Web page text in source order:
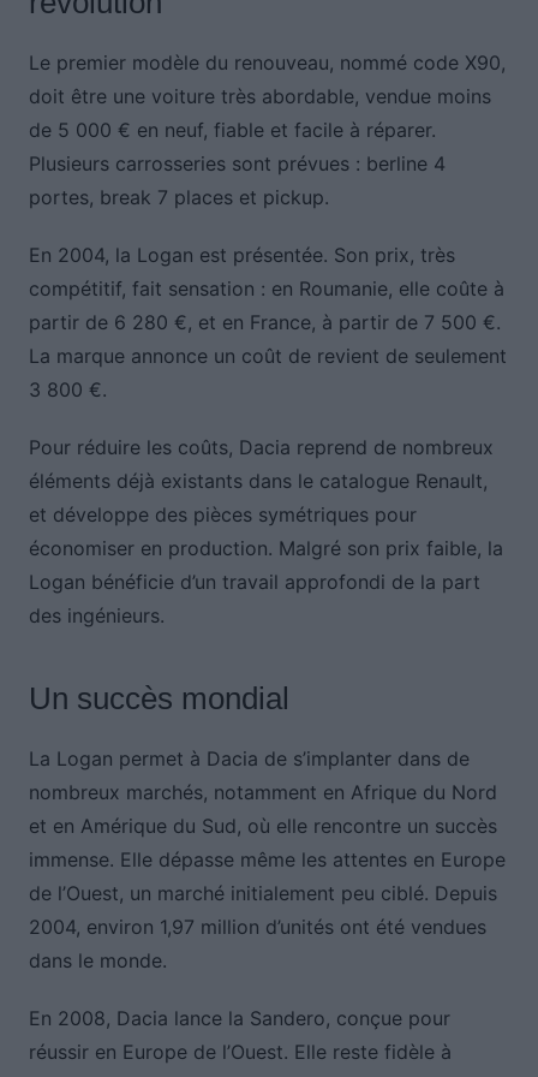
Le premier modèle du renouveau, nommé code X90,
doit être une voiture très abordable, vendue moins
de 5 000 € en neuf, fiable et facile à réparer.
Plusieurs carrosseries sont prévues : berline 4
portes, break 7 places et pickup.
En 2004, la Logan est présentée. Son prix, très
compétitif, fait sensation : en Roumanie, elle coûte à
partir de 6 280 €, et en France, à partir de 7 500 €.
La marque annonce un coût de revient de seulement
3 800 €.
Pour réduire les coûts, Dacia reprend de nombreux
éléments déjà existants dans le catalogue Renault,
et développe des pièces symétriques pour
économiser en production. Malgré son prix faible, la
Logan bénéficie d’un travail approfondi de la part
des ingénieurs.
Un succès mondial
La Logan permet à Dacia de s’implanter dans de
nombreux marchés, notamment en Afrique du Nord
et en Amérique du Sud, où elle rencontre un succès
immense. Elle dépasse même les attentes en Europe
de l’Ouest, un marché initialement peu ciblé. Depuis
2004, environ 1,97 million d’unités ont été vendues
dans le monde.
En 2008, Dacia lance la Sandero, conçue pour
réussir en Europe de l’Ouest. Elle reste fidèle à